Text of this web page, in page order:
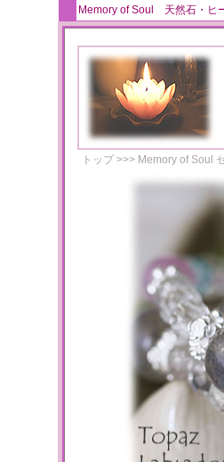
Memory of Soul 天然石・ヒ
トップ>>> Memory of Soul